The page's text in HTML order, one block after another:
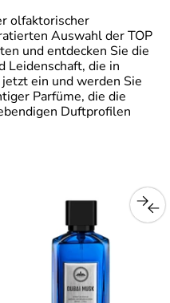
olfaktorischer
Auswahl der TOP
und entdecken Sie die
Leidenschaft, die in
ein und werden Sie
Parfüme, die die
Duftprofilen